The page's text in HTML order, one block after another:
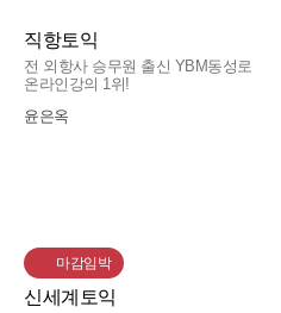
직항토익
전 외항사 승무원 출신 YBM동성로
온라인강의 1위!
윤은옥
마감임박
신세계토익